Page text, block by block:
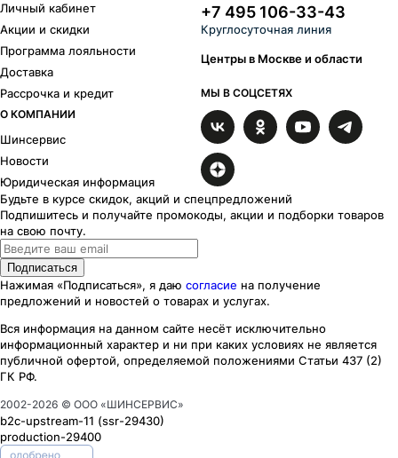
Личный кабинет
Акции и скидки
Программа лояльности
Доставка
Рассрочка и кредит
О КОМПАНИИ
Шинсервис
Новости
Юридическая информация
+7 495 106-33-43
Круглосуточная линия
Центры в Москве и области
МЫ В СОЦСЕТЯХ
Будьте в курсе скидок, акций и спецпредложений
Подпишитесь и получайте промокоды, акции и подборки товаров
на свою почту.
Подписаться
Нажимая «Подписаться», я даю согласие на получение
предложений и новостей о товарах и услугах.
Вся информация на данном сайте несёт исключительно
информационный характер и ни при каких условиях не является
публичной офертой, определяемой положениями Статьи 437 (2)
ГК РФ.
2002-2026 © ООО «ШИНСЕРВИС»
b2c-upstream-11 (ssr-29430)
production-29400